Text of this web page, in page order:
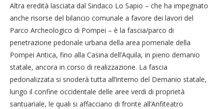
Altra eredità lasciata dal Sindaco Lo Sapio – che ha impegnato
anche risorse del bilancio comunale a favore dei lavori del
Parco Archeologico di Pompei – è la fascia/parco di
penetrazione pedonale urbana della area pomeriale della
Pompei Antica, fino alla Casina dell’Aquila, in pieno demanio
statale, ancora in corso di realizzazione. La fascia
pedonalizzata si snoderà tutta all’interno del Demanio statale,
lungo il confine occidentale delle aree verdi di proprietà
santuariale, le quali si affacciano di fronte all’Anfiteatro